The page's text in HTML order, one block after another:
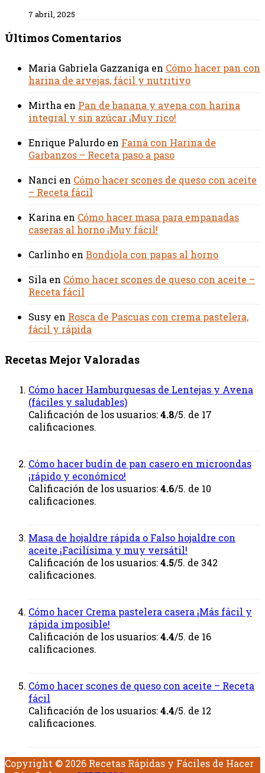
7 abril, 2025
Últimos Comentarios
Maria Gabriela Gazzaniga en Cómo hacer pan con
harina de arvejas, fácil y nutritivo
Mirtha en Pan de banana y avena con harina
integral y sin azúcar ¡Muy rico!
Enrique Palurdo en Fainá con Harina de
Garbanzos – Receta paso a paso
Nanci en Cómo hacer scones de queso con aceite
– Receta fácil
Karina en Cómo hacer masa para empanadas
caseras al horno ¡Muy fácil!
Carlinho en Bondiola con papas al horno
Sila en Cómo hacer scones de queso con aceite –
Receta fácil
Susy en Rosca de Pascuas con crema pastelera,
fácil y rápida
Recetas Mejor Valoradas
Cómo hacer Hamburguesas de Lentejas y Avena
(fáciles y saludables)
Calificación de los usuarios:4.8/5. de 17
calificaciones.
Cómo hacer budín de pan casero en microondas
¡rápido y económico!
Calificación de los usuarios:4.6/5. de 10
calificaciones.
Masa de hojaldre rápida o Falso hojaldre con
aceite ¡Facilísima y muy versátil!
Calificación de los usuarios:4.5/5. de 342
calificaciones.
Cómo hacer Crema pastelera casera ¡Más fácil y
rápida imposible!
Calificación de los usuarios:4.4/5. de 16
calificaciones.
Cómo hacer scones de queso con aceite – Receta
fácil
Calificación de los usuarios:4.4/5. de 12
calificaciones.
Copyright © 2026 Recetas Rápidas y Fáciles de Hacer